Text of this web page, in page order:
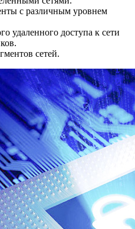
с различным уровнем
удаленного доступа к сети
сетей.